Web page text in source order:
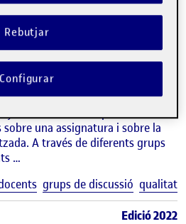
de la
docent a través de
una assignatura i sobre la
A través de diferents grups
…
grups de discussió qualitat
Edició 2022
Rebutjar
Configurar